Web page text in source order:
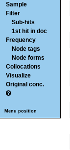
Sample
Filter
Sub-hits
1st hit in doc
Frequency
Node tags
Node forms
Collocations
Visualize
Original conc.
Menu position